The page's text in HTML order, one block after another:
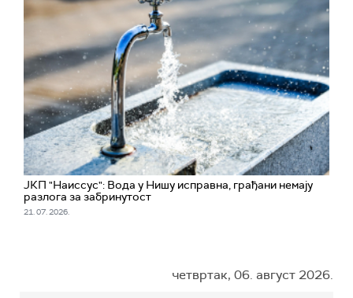
ЈКП "Наиссус": Вода у Нишу исправна, грађани немају
разлога за забринутост
21. 07. 2026.
четвртак, 06. август 2026.